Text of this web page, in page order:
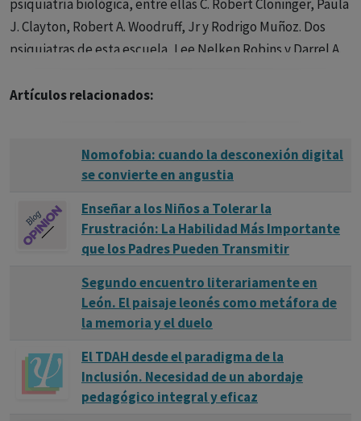
psiquiatría biológica, entre ellas C. Robert Cloninger, Paula
J. Clayton, Robert A. Woodruff, Jr y Rodrigo Muñoz. Dos
psiquiatras de esta escuela, Lee Nelken Robins y Darrel A.
epidemiological Catchment Area Study.
Artículos relacionados:
Nomofobia: cuando la desconexión digital
se convierte en angustia
Enseñar a los Niños a Tolerar la
Frustración: La Habilidad Más Importante
que los Padres Pueden Transmitir
Segundo encuentro literariamente en
León. El paisaje leonés como metáfora de
la memoria y el duelo
El TDAH desde el paradigma de la
Inclusión. Necesidad de un abordaje
pedagógico integral y eficaz